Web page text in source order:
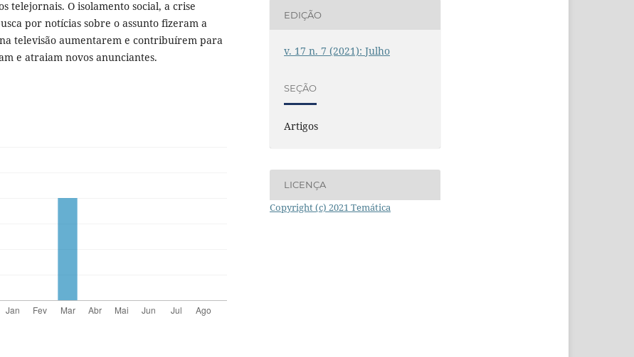
telejornais. O isolamento social, a crise
por notícias sobre o assunto fizeram a
televisão aumentarem e contribuírem para
e atraiam novos anunciantes.
EDIÇÃO
v. 17 n. 7 (2021): Julho
SEÇÃO
Artigos
LICENÇA
Copyright (c) 2021 Temática